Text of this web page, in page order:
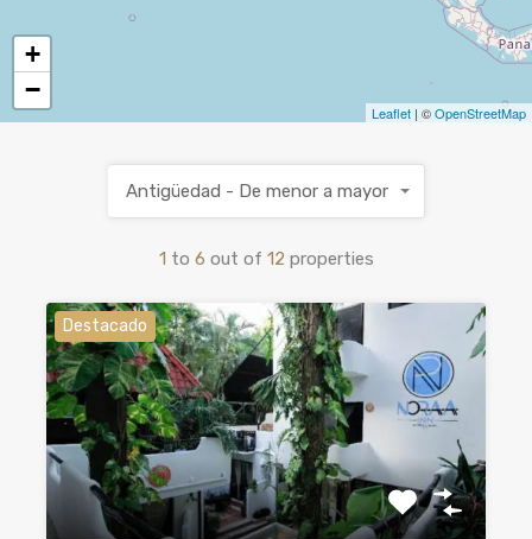
+
−
Leaflet | ©OpenStreetMap
1 to 6 out of 12 properties
Antigüedad - De menor a mayor
Destacado